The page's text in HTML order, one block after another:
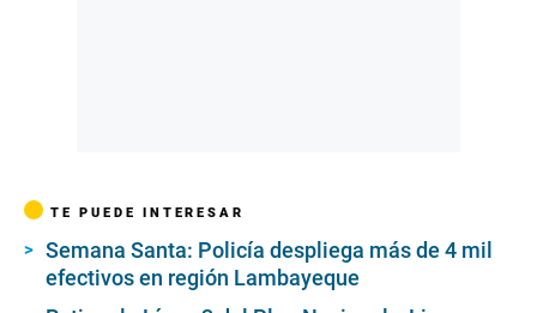
TE PUEDE INTERESAR
Semana Santa: Policía despliega más de 4 mil
efectivos en región Lambayeque